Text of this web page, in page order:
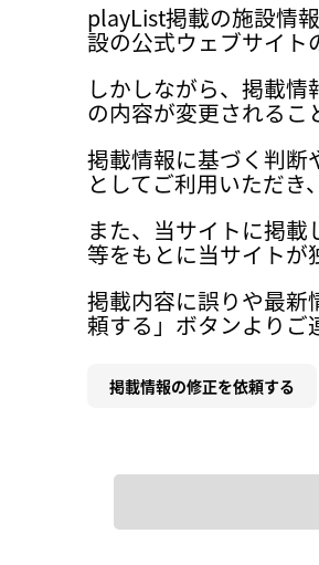
playList掲載の施設情
設の公式ウェブサイト
しかしながら、掲載
の内容が変更されるこ
掲載情報に基づく判断
としてご利用いただき
また、当サイトに掲
等をもとに当サイトが
掲載内容に誤りや最新
頼する」ボタンよりご
掲載情報の修正を依頼する